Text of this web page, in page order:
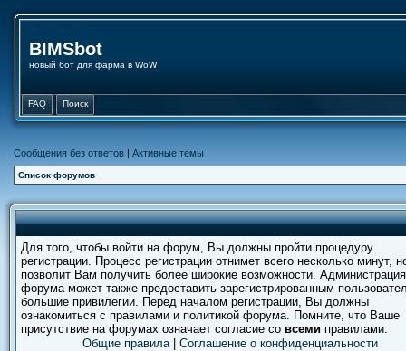
BIMSbot
новый бот для фарма в WoW
FAQ Поиск
Сообщения без ответов | Активные темы
Список форумов
Для того, чтобы войти на форум, Вы должны пройти процедуру
регистрации. Процесс регистрации отнимет всего несколько минут,
позволит Вам получить более широкие возможности. Администрация
форума может также предоставить зарегистрированным
большие привилегии. Перед началом регистрации, Вы должны
ознакомиться с правилами и политикой форума. Помните, что Ваше
присутствие на форумах означает согласие со всеми правилами.
Общие правила| Соглашение о конфиденциальности